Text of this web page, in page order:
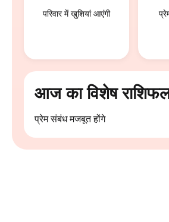
परिवार में खुशियां आएंगी
आज का विशेष
प्रेम संबंध मजबूत होंगे